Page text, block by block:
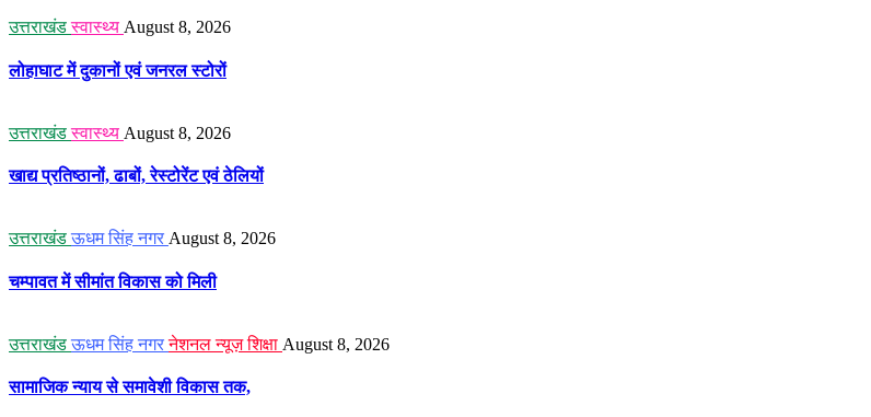
उत्तराखंड स्वास्थ्य August 8, 2026
लोहाघाट में दुकानों एवं जनरल स्टोरों
उत्तराखंड स्वास्थ्य August 8, 2026
खाद्य प्रतिष्ठानों, ढाबों, रेस्टोरेंट एवं ठेलियों
उत्तराखंड ऊधम सिंह नगर August 8, 2026
चम्पावत में सीमांत विकास को मिली
उत्तराखंड ऊधम सिंह नगर नेशनल न्यूज़ शिक्षा August 8, 2026
सामाजिक न्याय से समावेशी विकास तक,